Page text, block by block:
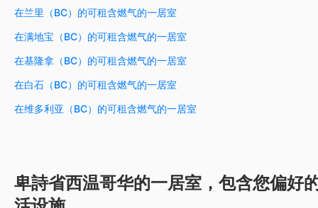
在兰里（BC）的可租含燃气的一居室
在满地宝（BC）的可租含燃气的一居室
在基隆拿（BC）的可租含燃气的一居室
在白石（BC）的可租含燃气的一居室
在维多利亚（BC）的可租含燃气的一居室
卑詩省西温哥华的一居室，包含您偏好